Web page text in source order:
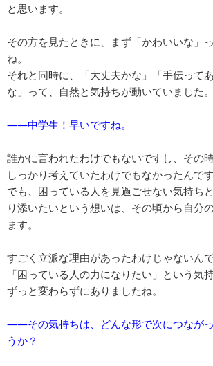
と思います。
その方を見たときに、まず「かわいいな」
ね。
それと同時に、「大丈夫かな」「手伝って
な」って、自然と気持ちが動いていました。
――中学生！早いですね。
誰かに言われたわけでもないですし、その
しっかり考えていたわけでもなかったんです
でも、困っている人を見過ごせない気持ち
り添いたいという想いは、その頃から自分
ます。
すごく立派な理由があったわけじゃないんで
「困っている人の力になりたい」という気
ずっと変わらずにありましたね。
――その気持ちは、どんな形で次につなが
うか？